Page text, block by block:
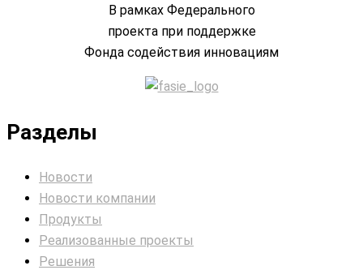
В рамках Федерального
проекта при поддержке
Фонда содействия инновациям
Разделы
Новости
Новости компании
Продукты
Реализованные проекты
Решения